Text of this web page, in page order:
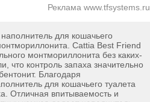
Реклама www.tfsystems.ru
для кошачьего
Cattia Best Friend
монтмориллонита без каких-
что контроль запаха значительно
Благодаря
для кошачьего туалета
Отличная впитываемость и